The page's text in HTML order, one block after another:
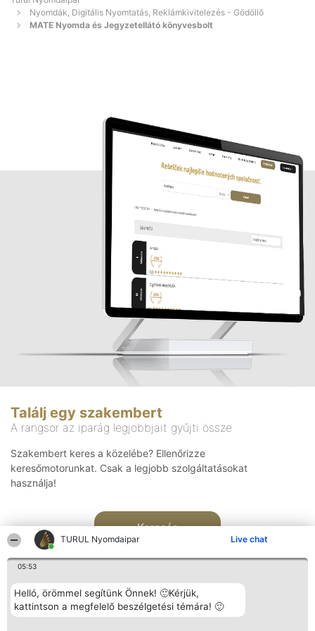
TURUL Nyomdaipar Live chat
05:53
Helló, örömmel segítünk Önnek! 🙂Kérjük,
kattintson a megfelelő beszélgetési témára! 🙂
Nyomdák, Digitális Nyomtatás, Reklámkivitelezés - Gödöllő
MATE Nyomda és Jegyzetellátó könyvesbolt
Találj egy szakembert
A rangsor az iparág legjobbjait gyűjti össze
Szakembert keres a közelébe? Ellenőrizze
keresőmotorunkat. Csak a legjobb szolgáltatásokat
használja!
Keresés